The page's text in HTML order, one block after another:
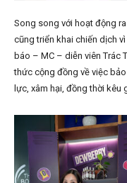
Song song với hoạt động
cũng triển khai chiến dịch
báo – MC – diễn viên Trác
thức cộng đồng về việc
lực, xâm hại, đồng thời